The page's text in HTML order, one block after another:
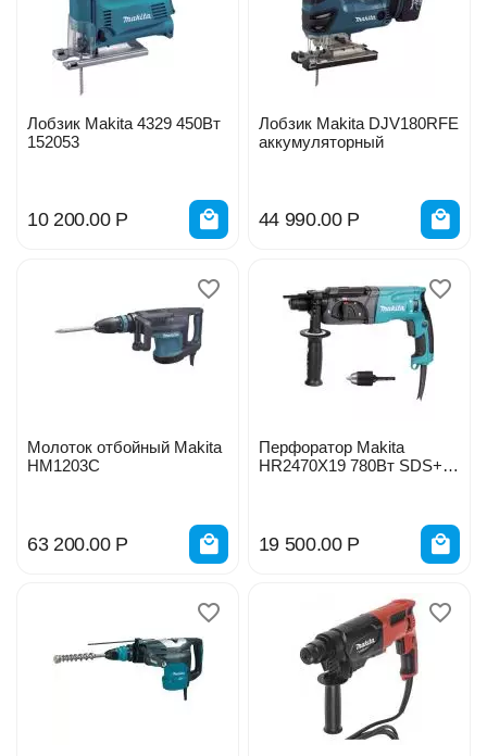
Лобзик Makita 4329 450Вт
152053
10 200.00 Р
Лобзик Makita DJV180RFE
аккумуляторный
44 990.00 Р
Молоток отбойный Makita
HM1203C
63 200.00 Р
Перфоратор Makita
HR2470X19 780Вт SDS+
19 500.00 Р